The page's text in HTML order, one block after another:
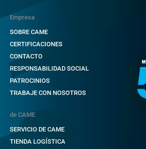
Empresa
SOBRE CAME
CERTIFICACIONES
CONTACTO
RESPONSABILIDAD SOCIAL
PATROCINIOS
TRABAJE CON NOSOTROS
de CAME
SERVICIO DE CAME
TIENDA LOGÍSTICA